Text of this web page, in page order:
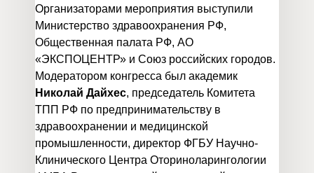
Организаторами мероприятия выступили
Министерство здравоохранения РФ,
Общественная палата РФ, АО
«ЭКСПОЦЕНТР» и Союз российских городов.
Модератором конгресса был академик
Николай Дайхес, председатель Комитета
ТПП РФ по предпринимательству в
здравоохранении и медицинской
промышленности, директор ФГБУ Научно-
Клинического Центра Оториноларингологии